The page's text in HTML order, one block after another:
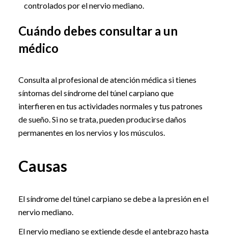
controlados por el nervio mediano.
Cuándo debes consultar a un
médico
Consulta al profesional de atención médica si tienes
síntomas del síndrome del túnel carpiano que
interfieren en tus actividades normales y tus patrones
de sueño. Si no se trata, pueden producirse daños
permanentes en los nervios y los músculos.
Causas
El síndrome del túnel carpiano se debe a la presión en el
nervio mediano.
El nervio mediano se extiende desde el antebrazo hasta